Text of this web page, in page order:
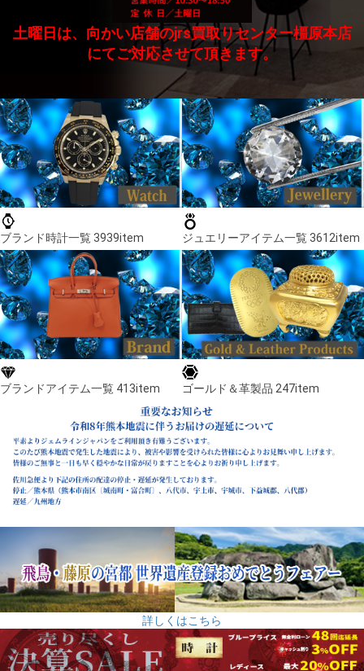
土曜日は、向かい店舗のjrs買取りセンター橿原本店
にてご対応させて頂きます。
ブランド時計一覧 3939item ジュエリーアイテム一覧 3612item
ブランドアイテム一覧 413item ゴールド＆革製品 247item
詳しくはこちら